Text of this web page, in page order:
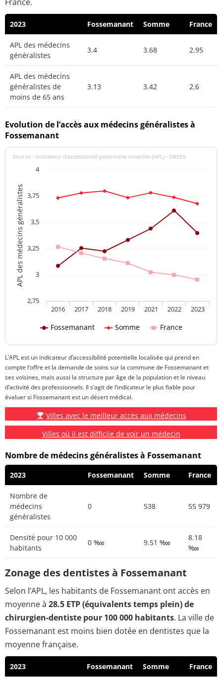
2023 Fossemanant Somme France
APL des médecins
généralistes
3.4 3.68 2.95
APL des médecins
généralistes de
moins de 65 ans
3.13 3.42 2.6
Evolution de l’accès aux médecins généralistes à
Fossemanant
APL des médecins généralistes
Source : indicateur d’accessibilité potentielle localisée (APL) - DREES
Fossemanant Somme France
2016 2017 2018 2019 2021 2022 2023
2,75
3
3,25
3,5
3,75
4
L’APL est un indicateur d’accessibilité potentielle localisée qui prend en
compte l’offre et la demande de soins sur la commune de Fossemanant et
ses voisines, mais aussi la structure par âge de la population et le niveau
d’activité des professionnels. Il s’agit de l’indicateur le plus fiable pour
évaluer si Fossemanant est un désert médical.
Villes avec le meilleur accès aux médecins
Villes où il est difficile de voir un médecin
Nombre de médecins généralistes à Fossemanant
2023 Fossemanant Somme France
Nombre de
médecins
généralistes
0 538 55 979
Densité pour 10 000
habitants
0 ‱ 9.51 ‱
8.18
‱
Zonage des dentistes à Fossemanant
Selon l’APL, les habitants de Fossemanant ont accès en
moyenne à 28.5 ETP (équivalents temps plein) de
chirurgien-dentiste pour 100 000 habitants. La ville de
Fossemanant est moins bien dotée en dentistes que la
moyenne française.
2023 Fossemanant Somme France